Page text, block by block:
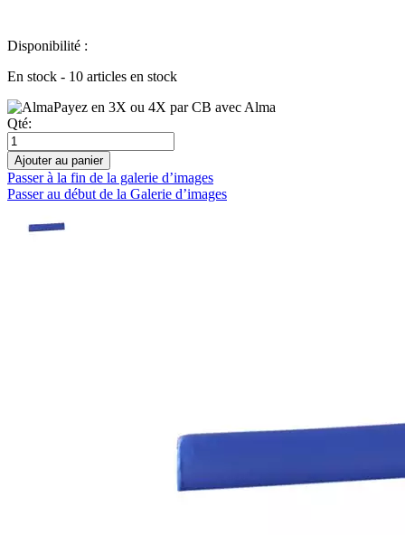
Disponibilité :
En stock - 10 articles en stock
Payez en 3X ou 4X par CB avec Alma
Qté:
Ajouter au panier
Passer à la fin de la galerie d’images
Passer au début de la Galerie d’images